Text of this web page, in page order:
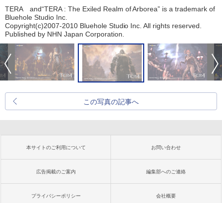
TERA and“TERA : The Exiled Realm of Arborea” is a trademark of
Bluehole Studio Inc.
Copyright(c)2007-2010 Bluehole Studio Inc. All rights reserved.
Published by NHN Japan Corporation.
この写真の記事へ
本サイトのご利用について お問い合わせ
広告掲載のご案内 編集部へのご連絡
プライバシーポリシー 会社概要